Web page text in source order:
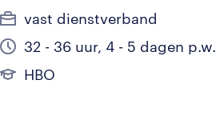
vast dienstverband
32 - 36 uur, 4 - 5 dagen p.w.
HBO